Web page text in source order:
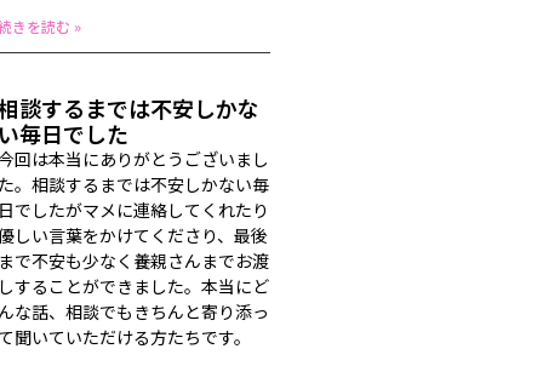
きを読む »
談するまでは不安しかな
毎日でした
回は本当にありがとうございまし
。相談するまでは不安しかない毎
でしたがマメに連絡してくれたり
しい言葉をかけてくださり、最後
で不安も少なく養親さんまでお渡
することができました。本当にど
な話、相談でもきちんと寄り添っ
聞いていただける方たちです。